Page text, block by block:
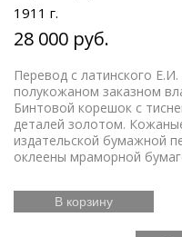
1911 г.
28 000 руб.
Перевод с латинского
полукожаном заказном
Бинтовой корешок с
деталей золотом.
издательской бумажной
оклеены мраморной
В корзину